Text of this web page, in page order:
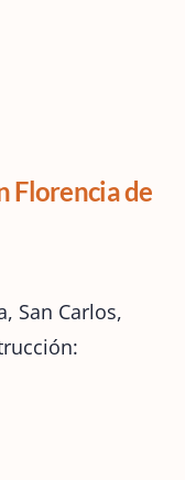
Florencia de
San Carlos,